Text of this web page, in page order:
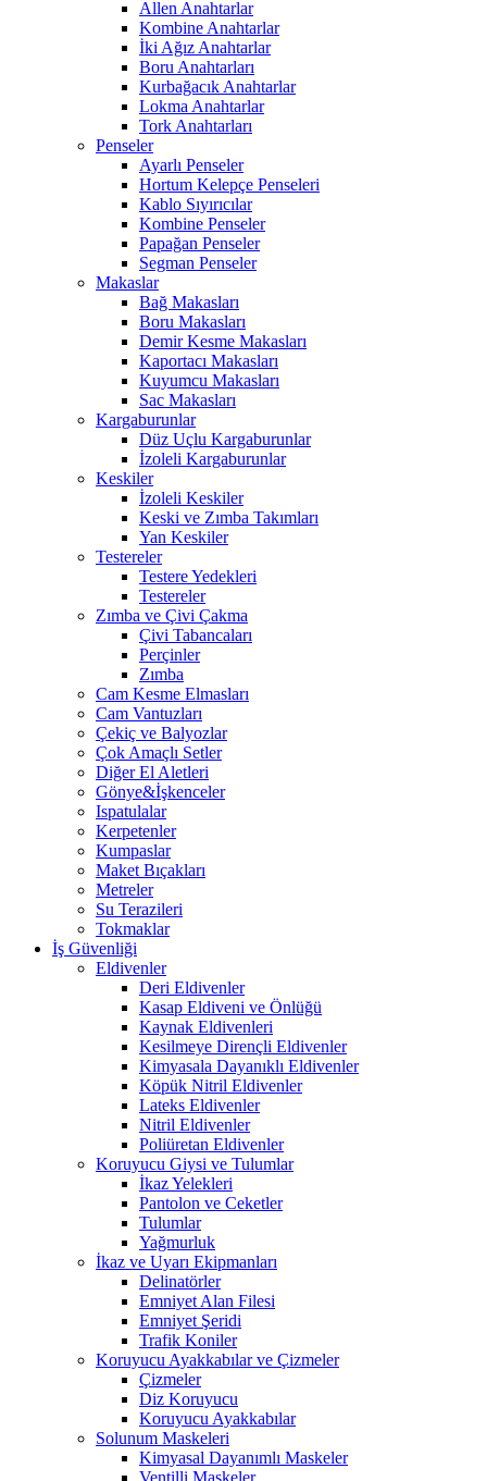
Allen Anahtarlar
Kombine Anahtarlar
İki Ağız Anahtarlar
Boru Anahtarları
Kurbağacık Anahtarlar
Lokma Anahtarlar
Tork Anahtarları
Penseler
Ayarlı Penseler
Hortum Kelepçe Penseleri
Kablo Sıyırıcılar
Kombine Penseler
Papağan Penseler
Segman Penseler
Makaslar
Bağ Makasları
Boru Makasları
Demir Kesme Makasları
Kaportacı Makasları
Kuyumcu Makasları
Sac Makasları
Kargaburunlar
Düz Uçlu Kargaburunlar
İzoleli Kargaburunlar
Keskiler
İzoleli Keskiler
Keski ve Zımba Takımları
Yan Keskiler
Testereler
Testere Yedekleri
Testereler
Zımba ve Çivi Çakma
Çivi Tabancaları
Perçinler
Zımba
Cam Kesme Elmasları
Cam Vantuzları
Çekiç ve Balyozlar
Çok Amaçlı Setler
Diğer El Aletleri
Gönye&İşkenceler
Ispatulalar
Kerpetenler
Kumpaslar
Maket Bıçakları
Metreler
Su Terazileri
Tokmaklar
İş Güvenliği
Eldivenler
Deri Eldivenler
Kasap Eldiveni ve Önlüğü
Kaynak Eldivenleri
Kesilmeye Dirençli Eldivenler
Kimyasala Dayanıklı Eldivenler
Köpük Nitril Eldivenler
Lateks Eldivenler
Nitril Eldivenler
Poliüretan Eldivenler
Koruyucu Giysi ve Tulumlar
İkaz Yelekleri
Pantolon ve Ceketler
Tulumlar
Yağmurluk
İkaz ve Uyarı Ekipmanları
Delinatörler
Emniyet Alan Filesi
Emniyet Şeridi
Trafik Koniler
Koruyucu Ayakkabılar ve Çizmeler
Çizmeler
Diz Koruyucu
Koruyucu Ayakkabılar
Solunum Maskeleri
Kimyasal Dayanımlı Maskeler
Ventilli Maskeler